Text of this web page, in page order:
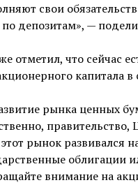
свои
депозитам», —
отметил, что сейчас
капитала в
рынка ценных
рынок развивался
облигации
внимание на